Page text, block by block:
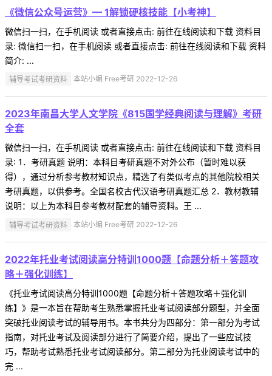
《微信公众号运营》— 1解锁硬核技能【小考神】
微信扫一扫，在手机阅读 或者直接点击: 前往在线阅读和下载 资料目
录: 微信扫一扫，在手机阅读 或者直接点击: 前往在线阅读和下载 资料
简介: ...
辅导考试考研资料 本站小编 Free考研 2022-12-26
2023年南昌大学人文学院《815国学经典阅读与理解》考研
全套
微信扫一扫，在手机阅读 或者直接点击: 前往在线阅读和下载 资料目
录: 1．考研真题 说明：本科目考研真题不对外公布（暂时难以获
得），通过分析参考教材知识点，精选了有类似考点的其他院校相关
考研真题，以供参考。全国名校古代汉语考研真题汇总 2．教材教辅
说明：以上为本科目参考教材配套的辅导资料。王 ...
辅导考试考研资料 本站小编 Free考研 2022-12-26
2022年托业考试阅读高分特训1000题【命题分析＋答题攻
略＋强化训练】
《托业考试阅读高分特训1000题【命题分析＋答题攻略＋强化训
练】》是一本旨在帮助考生熟悉掌握托业考试阅读部分题型，并全面
突破托业阅读考试的辅导用书。本书共分为四部分：第一部分为考试
指南，对托业考试及阅读部分进行了简要介绍，提出了一些应试技
巧，帮助考试熟悉托业考试阅读部分。第二部分为托业阅读考试中的
完 ...